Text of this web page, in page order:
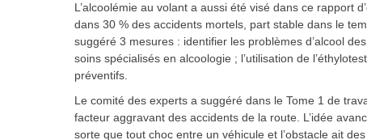
L’alcoolémie au volant a aussi été visé dans ce rapport
dans 30 % des accidents mortels, part stable dans le
suggéré 3 mesures : identifier les problèmes d’alcool
soins spécialisés en alcoologie ; l’utilisation de
préventifs.
Le comité des experts a suggéré dans le Tome 1 de
facteur aggravant des accidents de la route. L’idée
sorte que tout choc entre un véhicule et l’obstacle ait